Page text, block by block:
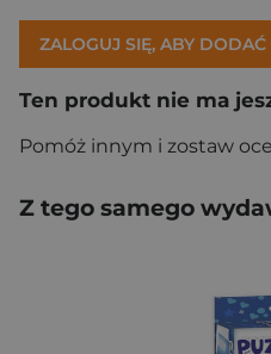
ZALOGUJ SIĘ, ABY
Ten produkt nie ma
Pomóż innym i zostaw
Z tego samego